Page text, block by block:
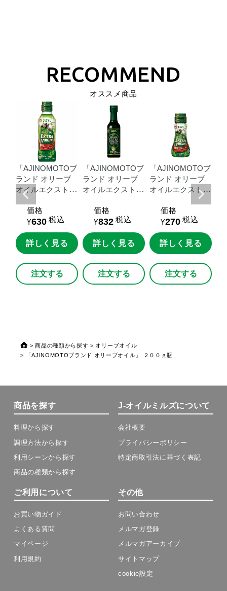
オススメ商品
「AJINOMOTOブ
ランド オリーブ
オイルエクストラ
バージン」
０ｇ瓶
価格
¥630 税込
詳しく見る
注文する
「AJINOMOTOブ
ランド オリーブ
オイルエクストラ
FRUTIA
IUM」１８０ｇ瓶
価格
¥832 税込
詳しく見る
注文する
「AJINOMOTOブ
ランド オリーブ
オイルエクストラ
７０
ｇ瓶価格
¥270 税込
詳しく見る
注文する
商品の種類から探す
オリーブオイル
「AJINOMOTOブランド オリーブオイル」 ２００ｇ瓶
商品を探す
料理から探す
調理方法から探す
利用シーンから探す
商品の種類から探す
J-オイルミルズについて
会社概要
プライバシーポリシー
特定商取引法に基づく表記
ご利用について
お買い物ガイド
よくある質問
マイページ
利用規約
その他
お問い合わせ
メルマガ登録
メルマガアーカイブ
サイトマップ
cookie設定